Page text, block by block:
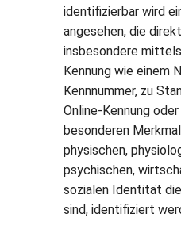
identifizierbar wird
angesehen, die
insbesondere
Kennung wie einem
Kennnummer, zu
Online-Kennung
besonderen
physischen,
psychischen,
sozialen Identität
sind, identifiziert